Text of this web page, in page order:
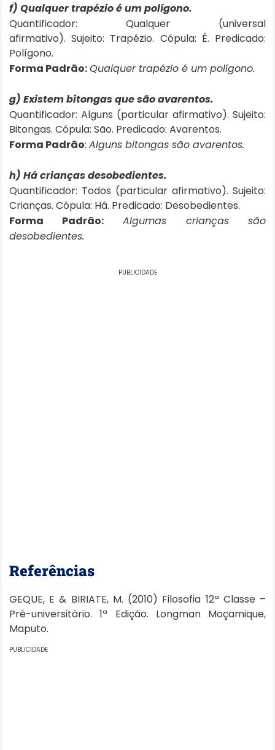
f) Qualquer trapézio é um polígono.
Quantificador: Qualquer (universal
afirmativo). Sujeito: Trapézio. Cópula: É. Predicado:
Polígono.
Forma Padrão:Qualquer trapézio é um polígono.
g) Existem bitongas que são avarentos.
Quantificador: Alguns (particular afirmativo). Sujeito:
Bitongas. Cópula: São. Predicado: Avarentos.
Forma Padrão: Alguns bitongas são avarentos.
h) Há crianças desobedientes.
Quantificador: Todos (particular afirmativo). Sujeito:
Crianças. Cópula: Há. Predicado: Desobedientes.
Forma Padrão:Algumas crianças são
desobedientes.
PUBLICIDADE
Referências
GEQUE, E & BIRIATE, M. (2010) Filosofia 12ª Classe –
Pré-universitário. 1ª Edição. Longman Moçamique,
Maputo.
PUBLICIDADE